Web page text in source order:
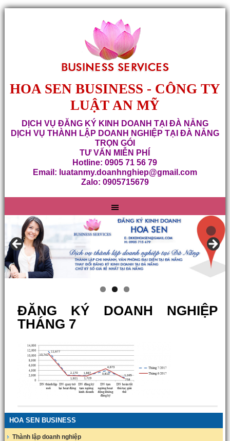
HOA SEN BUSINESS - CÔNG TY
LUẬT AN MỸ
DỊCH VỤ ĐĂNG KÝ KINH DOANH TẠI ĐÀ NẴNG
DỊCH VỤ THÀNH LẬP DOANH NGHIỆP TẠI ĐÀ NẴNG
TRỌN GÓI
TƯ VẤN MIỄN PHÍ
Hotline: 0905 71 56 79
Email: luatanmy.doanhnghiep@gmail.com
Zalo: 0905715679
ĐĂNG KÝ DOANH NGHIỆP
THÁNG 7
HOA SEN BUSINESS
Thành lập doanh nghiệp